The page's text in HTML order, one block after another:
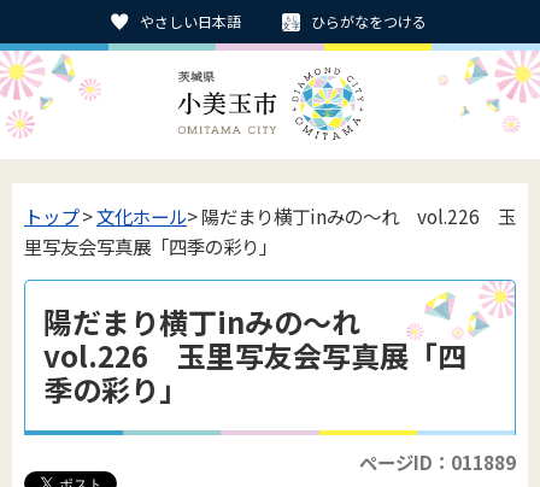
やさしい日本語 ひらがなをつける
トップ>文化ホール> 陽だまり横丁inみの～れ vol.226 玉
里写友会写真展「四季の彩り」
陽だまり横丁inみの～れ
vol.226 玉里写友会写真展「四
季の彩り」
ページID：011889